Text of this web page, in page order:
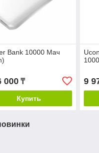
Bank 10000 Мач
000₸
Купить
9